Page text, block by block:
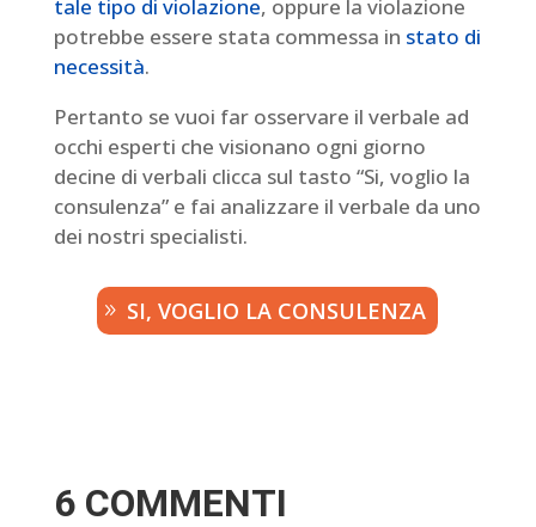
tale tipo di violazione, oppure la violazione
potrebbe essere stata commessa in stato di
necessità.
Pertanto se vuoi far osservare il verbale ad
occhi esperti che visionano ogni giorno
decine di verbali clicca sul tasto “Si, voglio la
consulenza” e fai analizzare il verbale da uno
dei nostri specialisti.
SI, VOGLIO LA CONSULENZA
6 COMMENTI